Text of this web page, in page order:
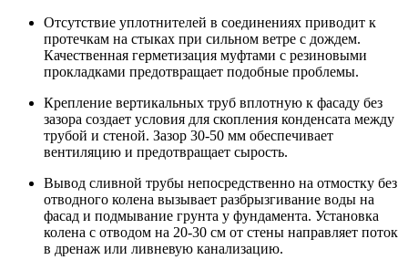
Отсутствие уплотнителей в соединениях приводит к
протечкам на стыках при сильном ветре с дождем.
Качественная герметизация муфтами с резиновыми
прокладками предотвращает подобные проблемы.
Крепление вертикальных труб вплотную к фасаду без
зазора создает условия для скопления конденсата между
трубой и стеной. Зазор 30-50 мм обеспечивает
вентиляцию и предотвращает сырость.
Вывод сливной трубы непосредственно на отмостку без
отводного колена вызывает разбрызгивание воды на
фасад и подмывание грунта у фундамента. Установка
колена с отводом на 20-30 см от стены направляет поток
в дренаж или ливневую канализацию.